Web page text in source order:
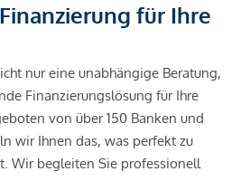
für Ihre
nur eine unabhängige Beratung,
Finanzierungslösung für Ihre
von über 150 Banken und
wir Ihnen das, was perfekt zu
Wir begleiten Sie professionell